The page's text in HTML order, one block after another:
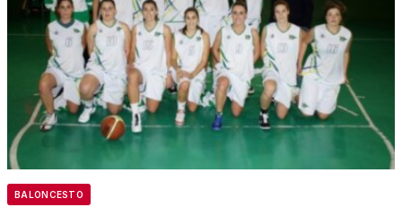
BALONCESTO